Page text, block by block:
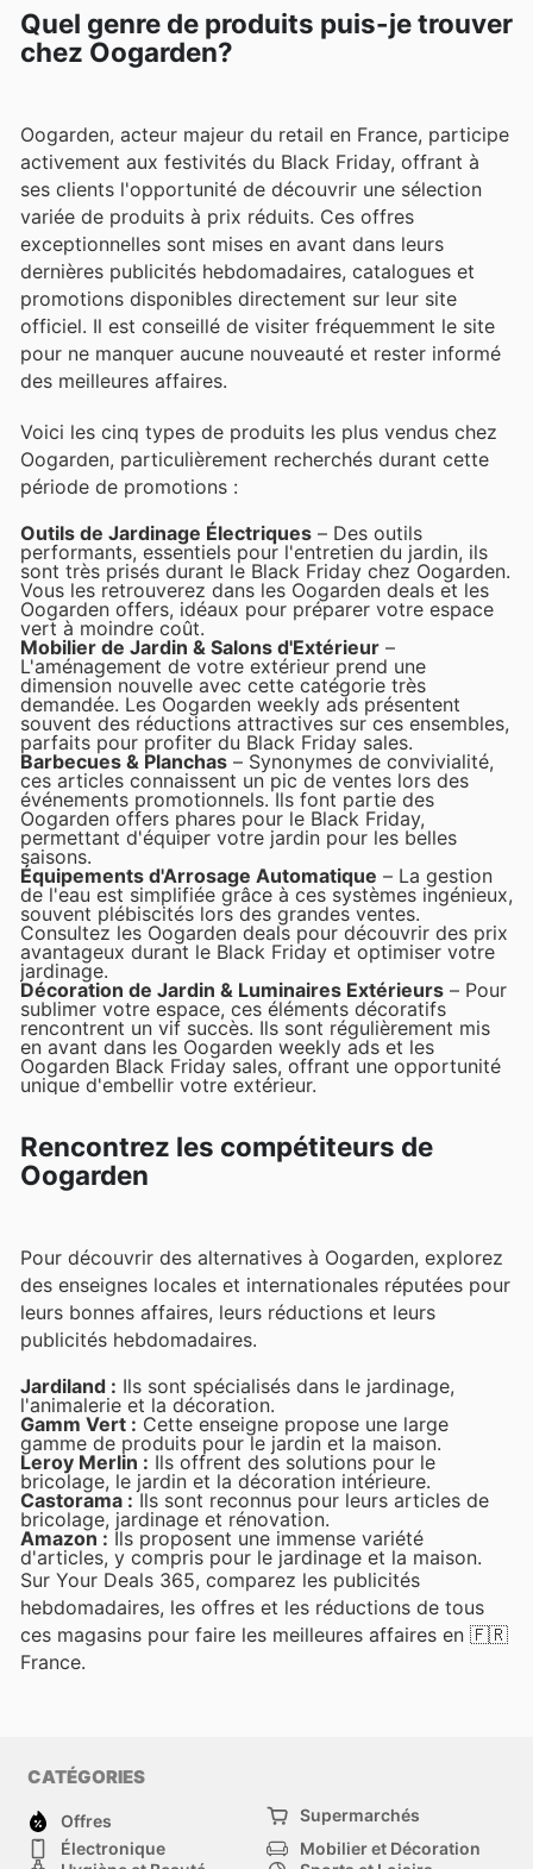
Quel genre de produits puis-je trouver
chez Oogarden?
Oogarden, acteur majeur du retail en France, participe
activement aux festivités du Black Friday, offrant à
ses clients l'opportunité de découvrir une sélection
variée de produits à prix réduits. Ces offres
exceptionnelles sont mises en avant dans leurs
dernières publicités hebdomadaires, catalogues et
promotions disponibles directement sur leur site
officiel. Il est conseillé de visiter fréquemment le site
pour ne manquer aucune nouveauté et rester informé
des meilleures affaires.
Voici les cinq types de produits les plus vendus chez
Oogarden, particulièrement recherchés durant cette
période de promotions :
Outils de Jardinage Électriques – Des outils
performants, essentiels pour l'entretien du jardin, ils
sont très prisés durant le Black Friday chez Oogarden.
Vous les retrouverez dans les Oogarden deals et les
Oogarden offers, idéaux pour préparer votre espace
vert à moindre coût.
Mobilier de Jardin & Salons d'Extérieur –
L'aménagement de votre extérieur prend une
dimension nouvelle avec cette catégorie très
demandée. Les Oogarden weekly ads présentent
souvent des réductions attractives sur ces ensembles,
parfaits pour profiter du Black Friday sales.
Barbecues & Planchas – Synonymes de convivialité,
ces articles connaissent un pic de ventes lors des
événements promotionnels. Ils font partie des
Oogarden offers phares pour le Black Friday,
permettant d'équiper votre jardin pour les belles
saisons.
Équipements d'Arrosage Automatique – La gestion
de l'eau est simplifiée grâce à ces systèmes ingénieux,
souvent plébiscités lors des grandes ventes.
Consultez les Oogarden deals pour découvrir des prix
avantageux durant le Black Friday et optimiser votre
jardinage.
Décoration de Jardin & Luminaires Extérieurs – Pour
sublimer votre espace, ces éléments décoratifs
rencontrent un vif succès. Ils sont régulièrement mis
en avant dans les Oogarden weekly ads et les
Oogarden Black Friday sales, offrant une opportunité
unique d'embellir votre extérieur.
Rencontrez les compétiteurs de
Oogarden
Pour découvrir des alternatives à Oogarden, explorez
des enseignes locales et internationales réputées pour
leurs bonnes affaires, leurs réductions et leurs
publicités hebdomadaires.
Jardiland : Ils sont spécialisés dans le jardinage,
l'animalerie et la décoration.
Gamm Vert : Cette enseigne propose une large
gamme de produits pour le jardin et la maison.
Leroy Merlin : Ils offrent des solutions pour le
bricolage, le jardin et la décoration intérieure.
Castorama :Ils sont reconnus pour leurs articles de
bricolage, jardinage et rénovation.
Amazon : Ils proposent une immense variété
d'articles, y compris pour le jardinage et la maison.
Sur Your Deals 365, comparez les publicités
hebdomadaires, les offres et les réductions de tous
ces magasins pour faire les meilleures affaires en 🇫🇷
France.
CATÉGORIES
Offres
Supermarchés
Électronique
Mobilier et Décoration